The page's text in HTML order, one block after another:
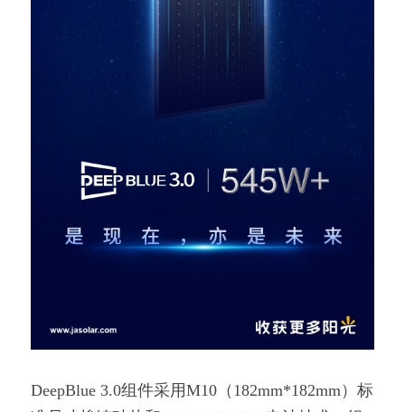
DeepBlue 3.0组件采用M10（182mm*182mm）标